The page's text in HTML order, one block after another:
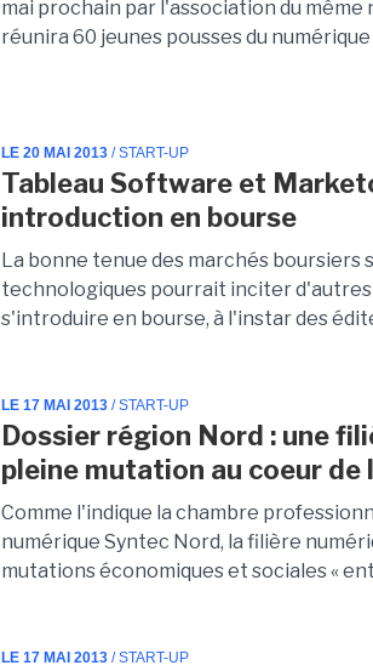
mai prochain par l'association du même
réunira 60 jeunes pousses du numérique
LE 20 MAI 2013 / START-UP
Tableau Software et
introduction en bourse
La bonne tenue des marchés boursiers
technologiques pourrait inciter d'autres
s'introduire en bourse, à l'instar des
LE 17 MAI 2013 / START-UP
Dossier région Nord : une
pleine mutation au coeur de
Comme l'indique la chambre
numérique Syntec Nord, la filière
mutations économiques et sociales «
LE 17 MAI 2013 / START-UP